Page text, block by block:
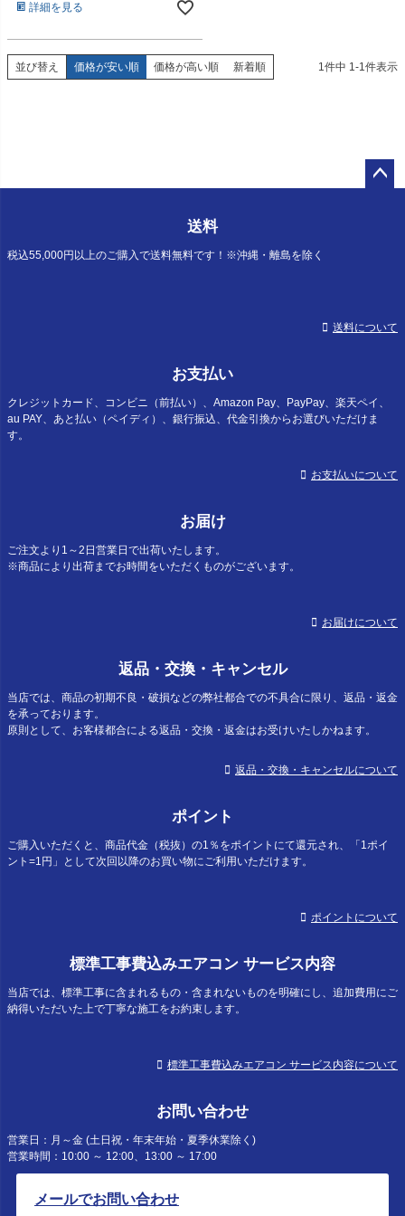
詳細を見る
並び替え 価格が安い順 価格が高い順 新着順 1件中 1-1件表示
送料
税込55,000円以上のご購入で送料無料です！※沖縄・離島を除く
送料について
お支払い
クレジットカード、コンビニ（前払い）、Amazon Pay、PayPay、楽天ペイ、
au PAY、あと払い（ペイディ）、銀行振込、代金引換からお選びいただけま
す。
お支払いについて
お届け
ご注文より1～2日営業日で出荷いたします。
※商品により出荷までお時間をいただくものがございます。
お届けについて
返品・交換・キャンセル
当店では、商品の初期不良・破損などの弊社都合での不具合に限り、返品・返金
を承っております。
原則として、お客様都合による返品・交換・返金はお受けいたしかねます。
返品・交換・キャンセルについて
ポイント
ご購入いただくと、商品代金（税抜）の1％をポイントにて還元され、「1ポイ
ント=1円」として次回以降のお買い物にご利用いただけます。
ポイントについて
標準工事費込みエアコン サービス内容
当店では、標準工事に含まれるもの・含まれないものを明確にし、追加費用にご
納得いただいた上で丁寧な施工をお約束します。
標準工事費込みエアコン サービス内容について
お問い合わせ
営業日：月～金 (土日祝・年末年始・夏季休業除く)
営業時間：10:00 ～ 12:00、13:00 ～ 17:00
メールでお問い合わせ